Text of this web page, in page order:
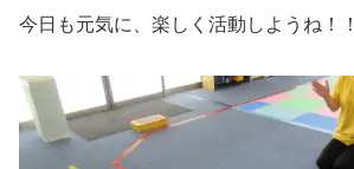
今日も元気に、楽しく活動しようね！！